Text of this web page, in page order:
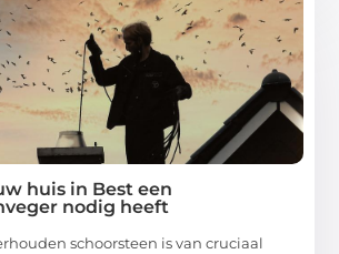
huis in Best een
nodig heeft
schoorsteen is van cruciaal